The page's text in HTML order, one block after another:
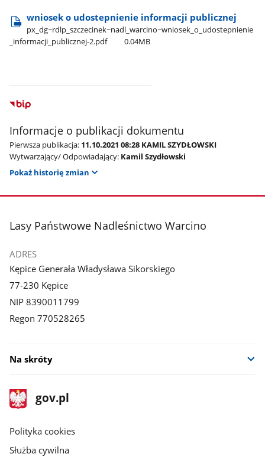
wniosek o udostepnienie informacji publicznej
px​_dg~rdlp​_szczecinek~nadl​_warcino~wniosek​_o​_udostepnienie​
_informacji​_publicznej-2.pdf
0.04MB
Informacje o publikacji dokumentu
Pierwsza publikacja: 11.10.2021 08:28 KAMIL SZYDŁOWSKI
Wytwarzający/ Odpowiadający: Kamil Szydłowski
Pokaż historię zmian
stopka
Lasy Państwowe Nadleśnictwo Warcino
ADRES
Kępice Generała Władysława Sikorskiego
77-230 Kępice
NIP 8390011799
Regon 770528265
Na skróty
stopka
gov.pl
Strona
gov.pl
gov.pl
Polityka cookies
Służba cywilna